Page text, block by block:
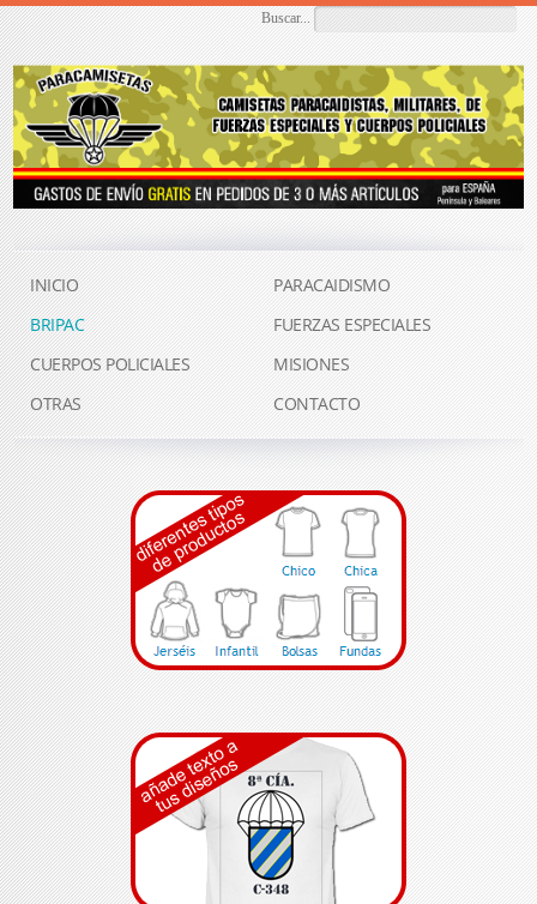
Buscar...
INICIO
PARACAIDISMO
BRIPAC
FUERZAS ESPECIALES
CUERPOS POLICIALES
MISIONES
OTRAS
CONTACTO